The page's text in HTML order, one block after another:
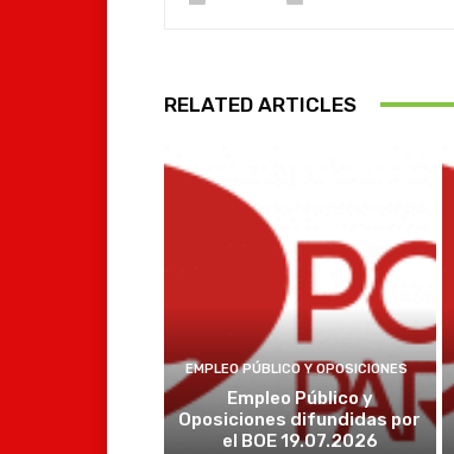
RELATED ARTICLES
EMPLEO PÚBLICO Y OPOSICIONES
Empleo Público y
Oposiciones difundidas por
el BOE 19.07.2026